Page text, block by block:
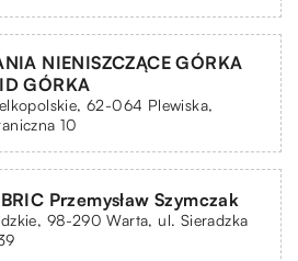
NIENISZCZĄCE GÓRKA
GÓRKA
62-064 Plewiska,
10
Przemysław Szymczak
98-290 Warta, ul. Sieradzka